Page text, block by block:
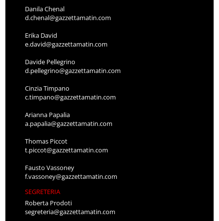
Danila Chenal
d.chenal@gazzettamatin.com
Erika David
e.david@gazzettamatin.com
Davide Pellegrino
d.pellegrino@gazzettamatin.com
Cinzia Timpano
c.timpano@gazzettamatin.com
Arianna Papalia
a.papalia@gazzettamatin.com
Thomas Piccot
t.piccot@gazzettamatin.com
Fausto Vassoney
f.vassoney@gazzettamatin.com
SEGRETERIA
Roberta Prodoti
segreteria@gazzettamatin.com